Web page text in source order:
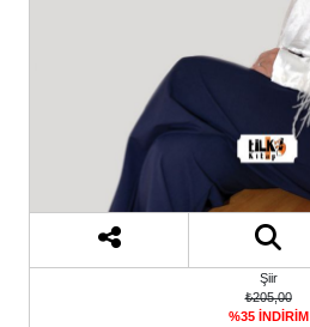
Şiir
₺205,00
%35 İNDİRİM